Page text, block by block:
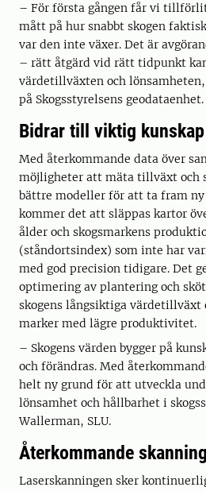
– För första gången får vi
mått på hur snabbt skogen
var den inte växer. Det är
– rätt åtgärd vid rätt tidpunkt
värdetillväxten och
på Skogsstyrelsens geodataenhet.
Bidrar till viktig kunskap
Med återkommande data över
möjligheter att mäta tillväxt och
bättre modeller för att ta fram ny
kommer det att släppas kartor
ålder och skogsmarkens
(ståndortsindex) som inte har
med god precision tidigare. Det
optimering av plantering och
skogens långsiktiga
marker med lägre produktivitet.
– Skogens värden bygger på
och förändras. Med
helt ny grund för att utveckla
lönsamhet och hållbarhet i
Wallerman, SLU.
Återkommande skanning
Laserskanningen sker